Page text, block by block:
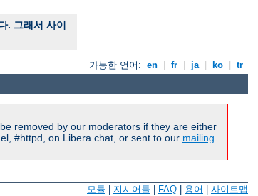
. 그래서 사이
가능한 언어: en | fr | ja | ko | tr
removed by our moderators if they are either
#httpd, on Libera.chat, or sent to our mailing
모듈 지시어들 FAQ 용어 사이트맵